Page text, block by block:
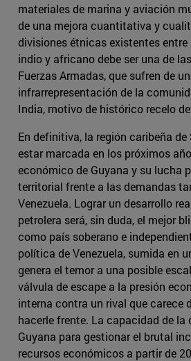
materiales de marina y aviación
de una mejora cuantitativa y
divisiones étnicas existentes
indio y africano debe ser una de
Fuerzas Armadas, que sufren de
infrarrepresentación de la
India, motivo de histórico recelo
En definitiva, la región caribeña
estar marcada en los próximos
económico de Guyana y su lucha
territorial frente a las demandas
Venezuela. Lograr un desarrollo
petrolera será, sin duda, el mejor
como país soberano e
política de Venezuela, sumida en
genera el temor a una posible
válvula de escape a la presión
interna contra un rival que carece
hacerle frente. La capacidad de
Guyana para gestionar el brutal
recursos económicos a partir de